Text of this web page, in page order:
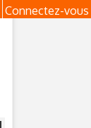
Connectez-vous